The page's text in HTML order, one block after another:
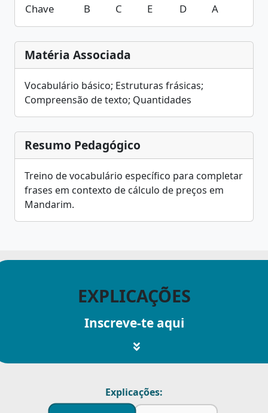
Chave
B C E D A
Matéria Associada
Vocabulário básico; Estruturas frásicas;
Compreensão de texto; Quantidades
Resumo Pedagógico
Treino de vocabulário específico para completar
frases em contexto de cálculo de preços em
Mandarim.
EXPLICAÇÕES
Inscreve-te aqui
Explicações: